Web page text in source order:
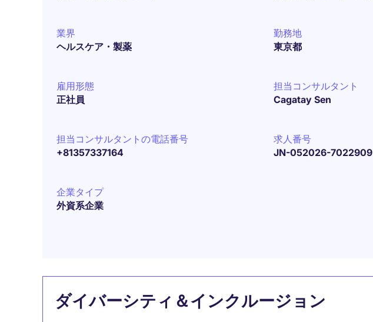
業界
ヘルスケア・製薬
勤務地
東京都
雇用形態
正社員
担当コンサルタント
Cagatay Sen
担当コンサルタントの電話番号
+81357337164
求人番号
JN-052026-7022909
企業タイプ
外資系企業
ダイバーシティ＆インクルージョン